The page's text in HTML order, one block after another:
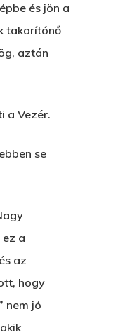
és jön a
takarítónő
aztán
a Vezér.
se
a
az
hogy
nem jó